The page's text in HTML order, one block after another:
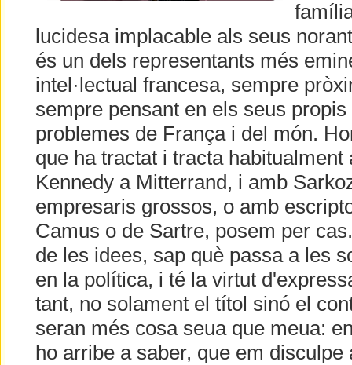
lucidesa implacable als seus
és un dels representants més
intel·lectual francesa, sempre
sempre pensant en els seus
problemes de França i del món.
que ha tractat i tracta
Kennedy a Mitterrand, i amb
empresaris grossos, o amb
Camus o de Sartre, posem per
de les idees, sap què passa a les
en la política, i té la virtut
tant, no solament el títol sinó el
seran més cosa seua que meua:
ho arribe a saber, que em